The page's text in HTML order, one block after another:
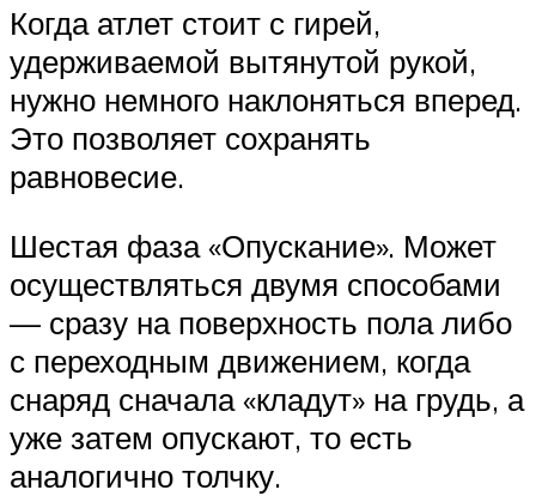
Когда атлет стоит с гирей,
удерживаемой вытянутой рукой,
нужно немного наклоняться вперед.
Это позволяет сохранять
равновесие.
Шестая фаза «Опускание». Может
осуществляться двумя способами
— сразу на поверхность пола либо
с переходным движением, когда
снаряд сначала «кладут» на грудь, а
уже затем опускают, то есть
аналогично толчку.